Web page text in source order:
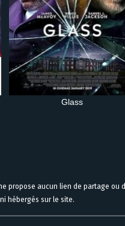
Glass
propose aucun lien de partage ou
hébergés sur le site.